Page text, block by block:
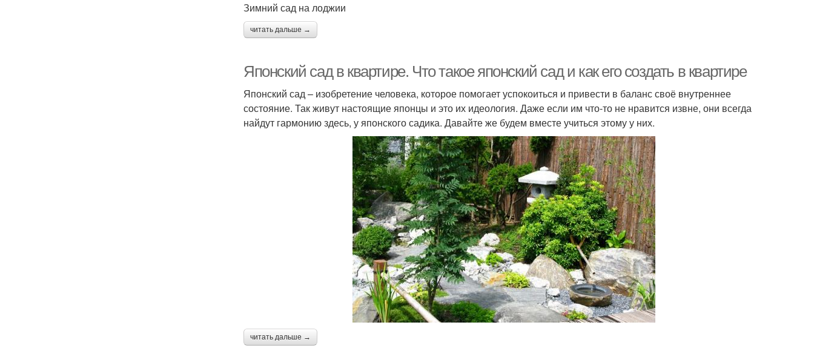
Зимний сад на лоджии
читать дальше →
Японский сад в квартире. Что такое японский сад и как его создать в квартире
Японский сад – изобретение человека, которое помогает успокоиться и привести в баланс своё внутреннее
состояние. Так живут настоящие японцы и это их идеология. Даже если им что-то не нравится извне, они всегда
найдут гармонию здесь, у японского садика. Давайте же будем вместе учиться этому у них.
читать дальше →